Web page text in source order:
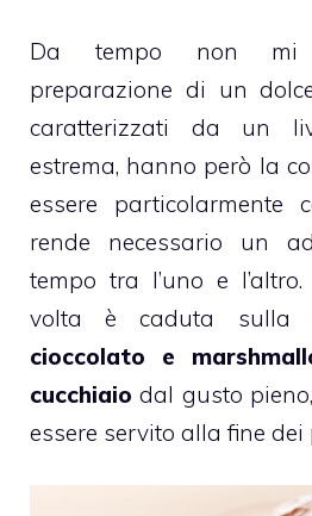
Da tempo non mi
preparazione di un
caratterizzati da un
estrema, hanno però la
essere particolarmente
rende necessario un
tempo tra l’uno e
volta è caduta sulla
cioccolato e
cucchiaio dal gusto
essere servito alla fine dei